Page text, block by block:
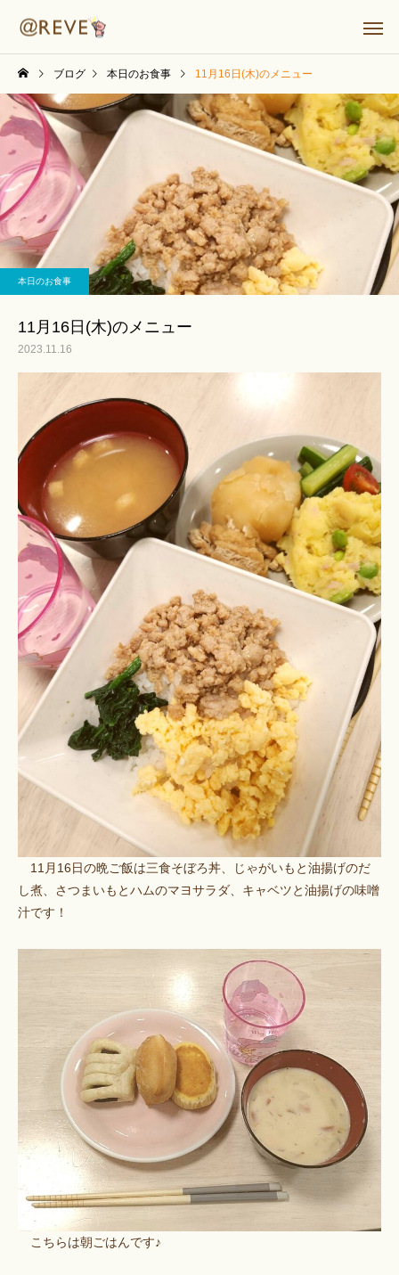
ブログ 本日のお食事 11月16日(木)のメニュー
本日のお食事
11月16日(木)のメニュー
2023.11.16
11月16日の晩ご飯は三食そぼろ丼、じゃがいもと油揚げのだ
し煮、さつまいもとハムのマヨサラダ、キャベツと油揚げの味噌
汁です！
こちらは朝ごはんです♪